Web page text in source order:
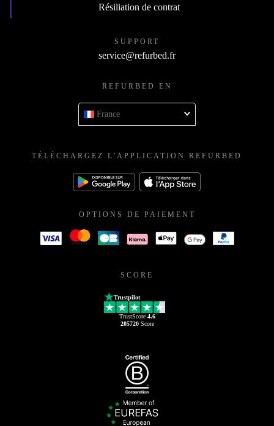
Résiliation de contrat
SUPPORT
service@refurbed.fr
REFURBED EN
France
TÉLÉCHARGEZ L'APPLICATION REFURBED
OPTIONS DE PAIEMENT
SCORE
Trustpilot
TrustScore 4.6
205720Score